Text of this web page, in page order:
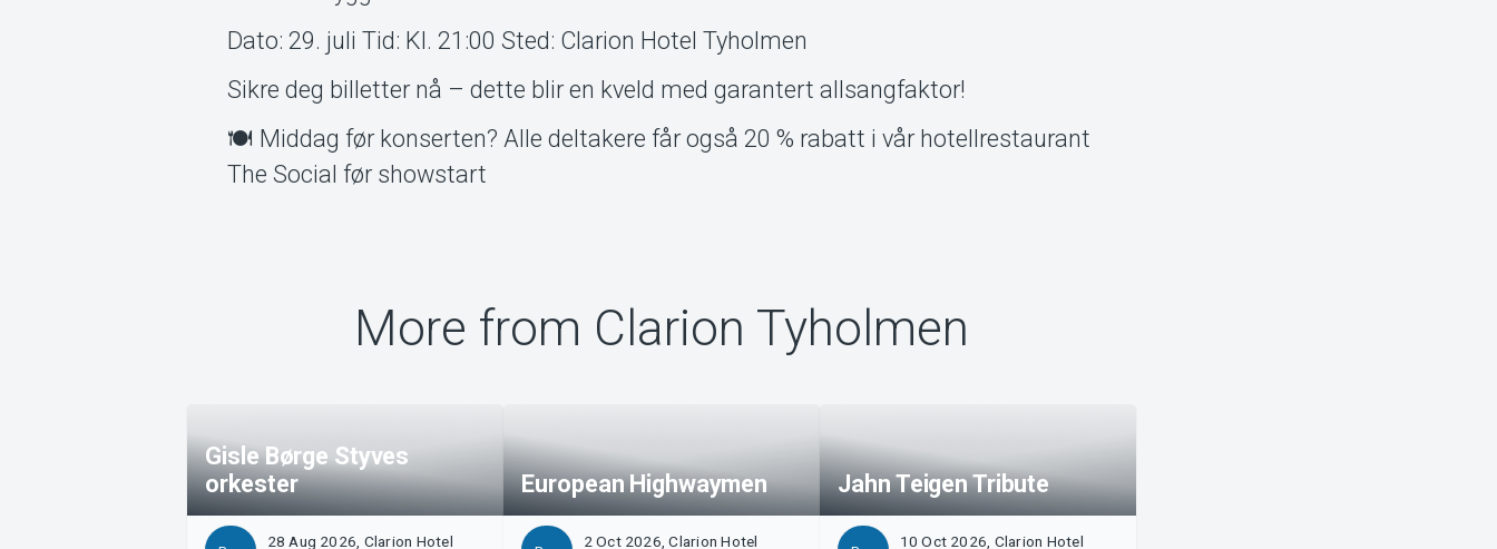
Dato: 29. juli Tid: Kl. 21:00 Sted: Clarion Hotel Tyholmen
Sikre deg billetter nå – dette blir en kveld med garantert allsangfaktor!
🍽️ Middag før konserten? Alle deltakere får også 20 % rabatt i vår hotellrestaurant
The Social før showstart
More from Clarion Tyholmen
Gisle Børge Styves
orkester
28 Aug 2026, Clarion Hotel
European Highwaymen
2 Oct 2026, Clarion Hotel
Jahn Teigen Tribute
10 Oct 2026, Clarion Hotel